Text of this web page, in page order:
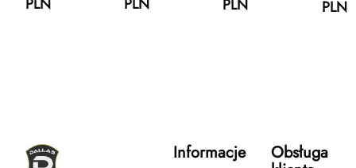
PLN
PLN
PLN
PLN
Informacje Obsługa